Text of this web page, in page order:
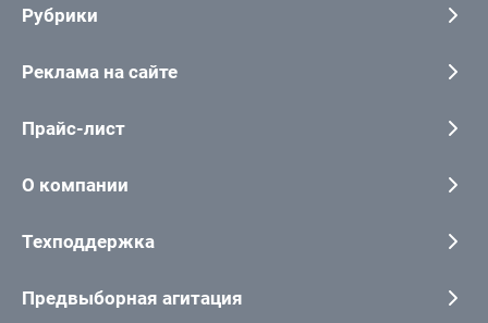
Рубрики
Реклама на сайте
Прайс-лист
О компании
Техподдержка
Предвыборная агитация